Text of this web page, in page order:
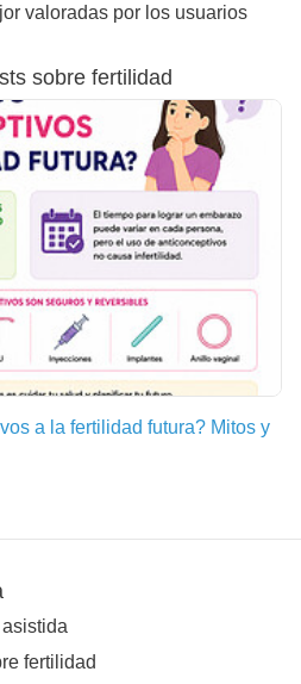
valoradas por los usuarios
sobre fertilidad
a la fertilidad futura? Mitos y
fertilidad